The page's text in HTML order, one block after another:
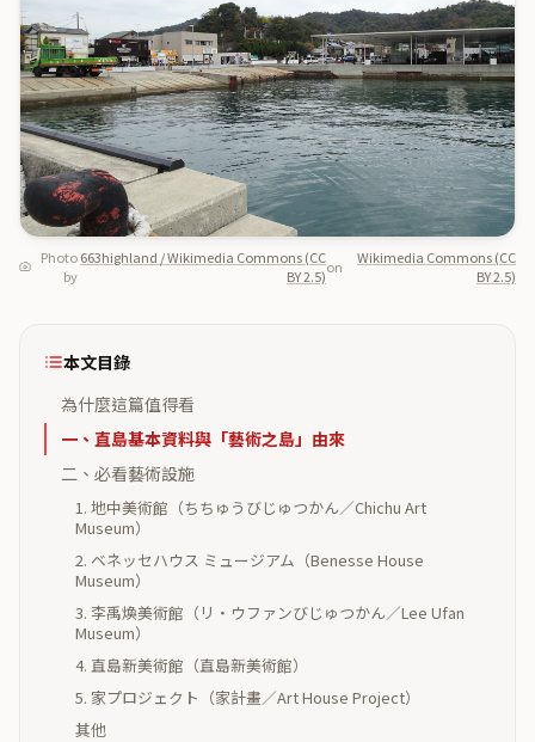
Photo
by
663highland / Wikimedia Commons (CC
BY 2.5)on
Wikimedia Commons (CC
BY 2.5)
本文目錄
為什麼這篇值得看
一、直島基本資料與「藝術之島」由來
二、必看藝術設施
1. 地中美術館（ちちゅうびじゅつかん／Chichu Art
Museum）
2. ベネッセハウス ミュージアム（Benesse House
Museum）
3. 李禹煥美術館（リ・ウファンびじゅつかん／Lee Ufan
Museum）
4. 直島新美術館（直島新美術館）
5. 家プロジェクト（家計畫／Art House Project）
其他